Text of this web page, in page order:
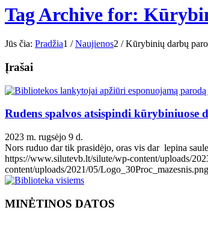
Tag Archive for:
Jūs čia: Pradžia1 / Naujienos2 / Kūrybinių darbų
Įrašai
Rudens spalvos atsispindi kūrybiniuose
2023 m. rugsėjo 9 d.
Nors ruduo dar tik prasidėjo, oras vis dar lepina
https://www.silutevb.lt/silute/wp-content/uploads/
content/uploads/2021/05/Logo_30Proc_mazesnis.png
MINĖTINOS DATOS